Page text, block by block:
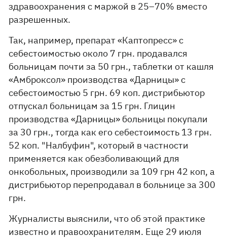
здравоохранения с маржой в 25–70% вместо
разрешенных.
Так, например, препарат «Каптопресс» с
себестоимостью около 7 грн. продавался
больницам почти за 50 грн., таблетки от кашля
«Амброксол» производства «Дарницы» с
себестоимостью 5 грн. 69 коп. дистрибьютор
отпускал больницам за 15 грн. Глицин
производства «Дарницы» больницы покупали
за 30 грн., тогда как его себестоимость 13 грн.
52 коп. "Налбуфин", который в частности
применяется как обезболивающий для
онкобольных, производили за 109 грн 42 коп, а
дистрибьютор перепродавал в больнице за 300
грн.
Журналисты выяснили, что об этой практике
известно и правоохранителям. Еще 29 июля